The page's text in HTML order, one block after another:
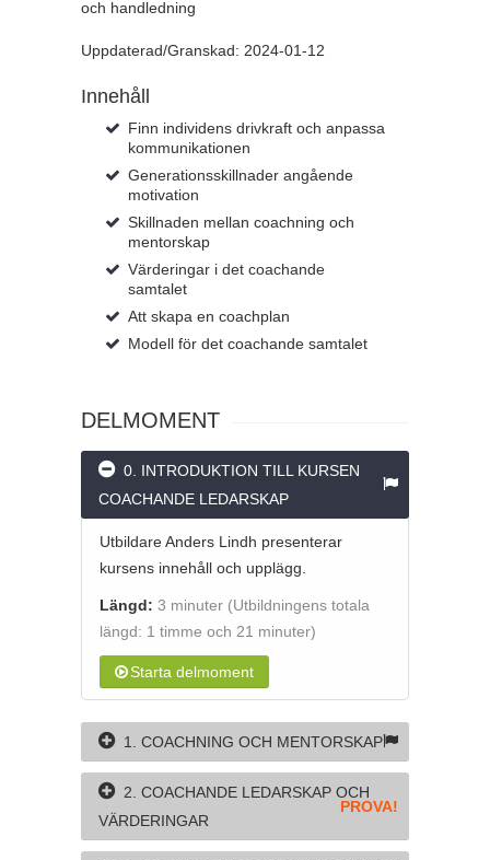
och handledning
Uppdaterad/Granskad: 2024-01-12
Innehåll
Finn individens drivkraft och anpassa
kommunikationen
Generationsskillnader angående
motivation
Skillnaden mellan coachning och
mentorskap
Värderingar i det coachande
samtalet
Att skapa en coachplan
Modell för det coachande samtalet
DELMOMENT
0. INTRODUKTION TILL KURSEN
COACHANDE LEDARSKAP
Utbildare Anders Lindh presenterar
kursens innehåll och upplägg.
Längd: 3 minuter (Utbildningens totala
längd: 1 timme och 21 minuter)
Starta delmoment
1. COACHNING OCH MENTORSKAP
2. COACHANDE LEDARSKAP OCH
VÄRDERINGAR
PROVA!